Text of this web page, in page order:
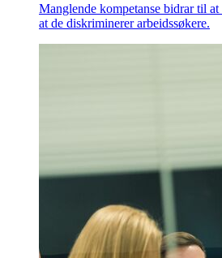
Manglende kompetanse bidrar til
at de diskriminerer arbeidssøkere.